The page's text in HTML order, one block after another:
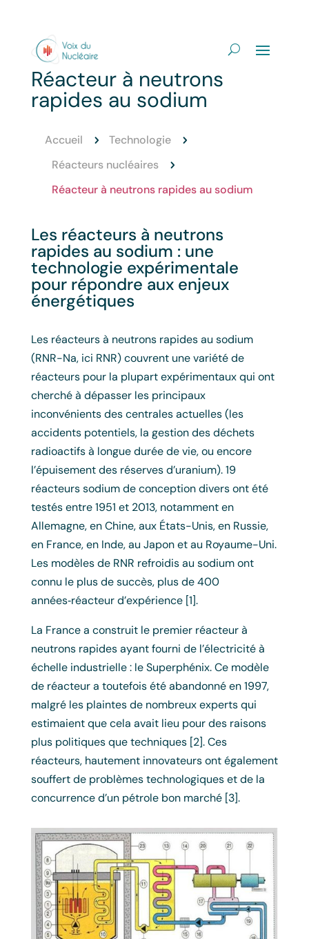
Réacteur à neutrons
rapides au sodium
Accueil 5 Technologie 5
Réacteurs nucléaires 5
Réacteur à neutrons rapides au sodium
Les réacteurs à neutrons
rapides au sodium : une
technologie expérimentale
pour répondre aux enjeux
énergétiques
Les réacteurs à neutrons rapides au sodium
(RNR-Na, ici RNR) couvrent une variété de
réacteurs pour la plupart expérimentaux qui ont
cherché à dépasser les principaux
inconvénients des centrales actuelles (les
accidents potentiels, la gestion des déchets
radioactifs à longue durée de vie, ou encore
l’épuisement des réserves d’uranium). 19
réacteurs sodium de conception divers ont été
testés entre 1951 et 2013, notamment en
Allemagne, en Chine, aux États-Unis, en Russie,
en France, en Inde, au Japon et au Royaume-Uni.
Les modèles de RNR refroidis au sodium ont
connu le plus de succès, plus de 400
années‑réacteur d’expérience [1].
La France a construit le premier réacteur à
neutrons rapides ayant fourni de l’électricité à
échelle industrielle : le Superphénix. Ce modèle
de réacteur a toutefois été abandonné en 1997,
malgré les plaintes de nombreux experts qui
estimaient que cela avait lieu pour des raisons
plus politiques que techniques [2]. Ces
réacteurs, hautement innovateurs ont également
souffert de problèmes technologiques et de la
concurrence d’un pétrole bon marché [3].